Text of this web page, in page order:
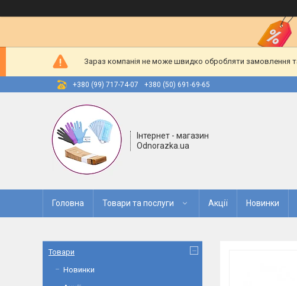
Зараз компанія не може швидко обробляти замовлення
+380 (99) 717-74-07 +380 (50) 691-69-65
Інтернет - магазин
Odnorazka.ua
Головна Товари та послуги Акції Новинки
Товари
Новинки